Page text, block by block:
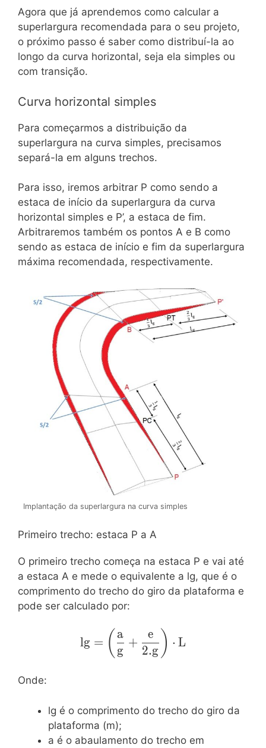
Agora que já aprendemos como calcular a
superlargura recomendada para o seu projeto,
o próximo passo é saber como distribuí-la ao
longo da curva horizontal, seja ela simples ou
com transição.
Curva horizontal simples
Para começarmos a distribuição da
superlargura na curva simples, precisamos
separá-la em alguns trechos.
Para isso, iremos arbitrar P como sendo a
estaca de início da superlargura da curva
horizontal simples e P’, a estaca de fim.
Arbitraremos também os pontos A e B como
sendo as estaca de início e fim da superlargura
máxima recomendada, respectivamente.
Implantação da superlargura na curva simples
Primeiro trecho: estaca P a A
O primeiro trecho começa na estaca P e vai até
a estaca A e mede o equivalente a lg, que é o
comprimento do trecho do giro da plataforma e
pode ser calculado por:
\mathrm{lg=\left(\dfrac{a}
{g}+\dfrac{e}
lg = ( g
a
+
2.g
e ) ⋅ L
Onde:
lg é o comprimento do trecho do giro da
plataforma (m);
a é o abaulamento do trecho em